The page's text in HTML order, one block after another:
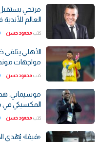
مرتجي
العالم
كتب محمود حسن
الأهلي
مواجهات
كتب محمود حسن
موسيماني:
المكسيكي في
كتب محمود حسن
«فيفا» يُهْدي